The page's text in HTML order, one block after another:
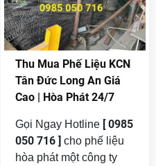
vsip 3không chỉ giúp
doanh nghiệp tối ưu chi
phí mà còn góp phần xử
lý chất thải công nghiệp
đúng quy định, an toàn
và bền vững .
Thu Mua Phế Liệu KCN
Tân Đức Long An Giá
Cao | Hòa Phát 24/7
Gọi Ngay Hotline [ 0985
050 716 ] cho phế liệu
hòa phát một công ty